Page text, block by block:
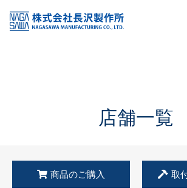
KSS加盟店・取扱店情報
店舗一覧
店舗一覧
商品のご購入 取